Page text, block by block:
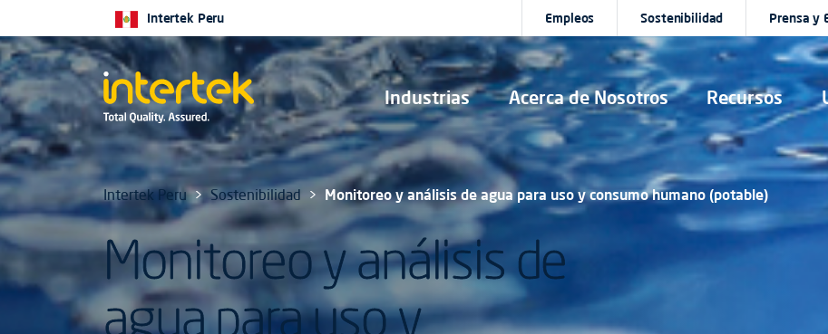
Industrias Acerca de Nosotros Recursos
Intertek Peru Empleos Sostenibilidad Prensa y
Intertek Peru Sostenibilidad Monitoreo y análisis de agua para uso y consumo humano (potable)
Monitoreo y análisis de
agua para uso y